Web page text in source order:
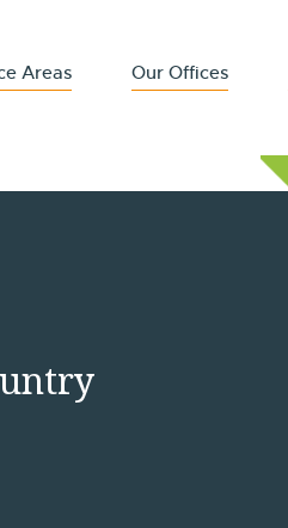
Areas Our Offices